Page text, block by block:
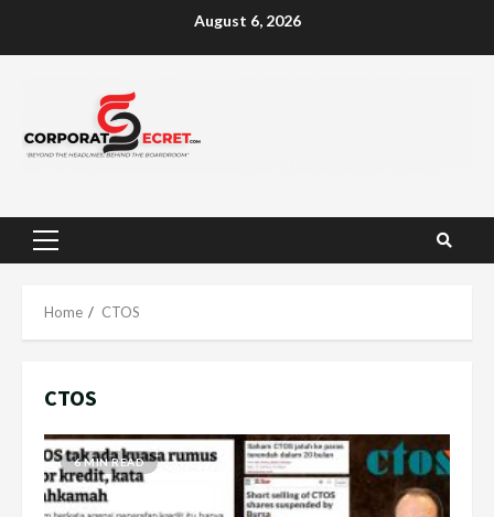
August 6, 2026
Primary
Home CTOS
CTOS
6 MIN READ